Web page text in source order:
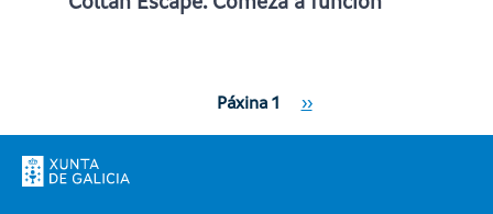
Páxina 1 Páxina Seguinte
››